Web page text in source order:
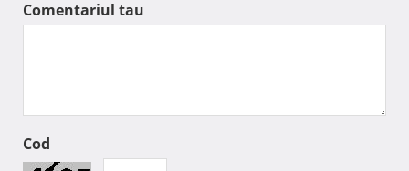
Comentariul tau
Cod